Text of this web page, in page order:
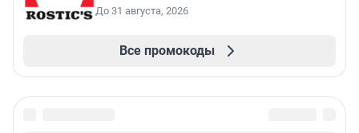
До 31 августа, 2026
Все промокоды